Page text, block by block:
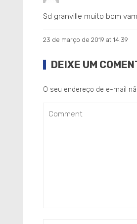
Sd granville muito bom
23 de março de 2019 at 14:39
DEIXE UM
O seu endereço de e-mail